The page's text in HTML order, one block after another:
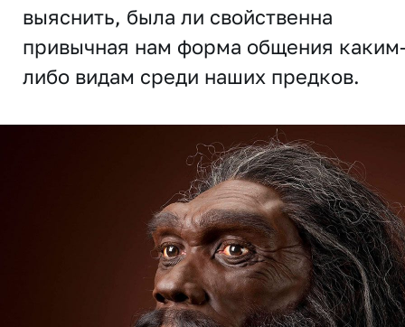
выяснить, была ли свойственна
привычная нам форма общения
либо видам среди наших предков.